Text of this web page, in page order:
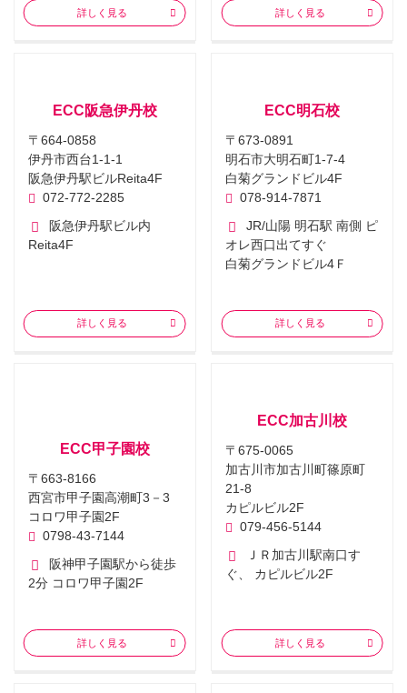
詳しく見る 詳しく見る
ECC阪急伊丹校
〒664-0858
伊丹市西台1-1-1
阪急伊丹駅ビルReita4F
072-772-2285
阪急伊丹駅ビル内
Reita4F
詳しく見る
ECC明石校
〒673-0891
明石市大明石町1-7-4
白菊グランドビル4F
078-914-7871
JR/山陽 明石駅 南側 ピ
オレ西口出てすぐ
白菊グランドビル4Ｆ
詳しく見る
ECC甲子園校
〒663-8166
西宮市甲子園高潮町3－3
コロワ甲子園2F
0798-43-7144
阪神甲子園駅から徒歩
2分 コロワ甲子園2F
詳しく見る
ECC加古川校
〒675-0065
加古川市加古川町篠原町
21-8
カピルビル2F
079-456-5144
ＪＲ加古川駅南口す
ぐ、 カピルビル2F
詳しく見る